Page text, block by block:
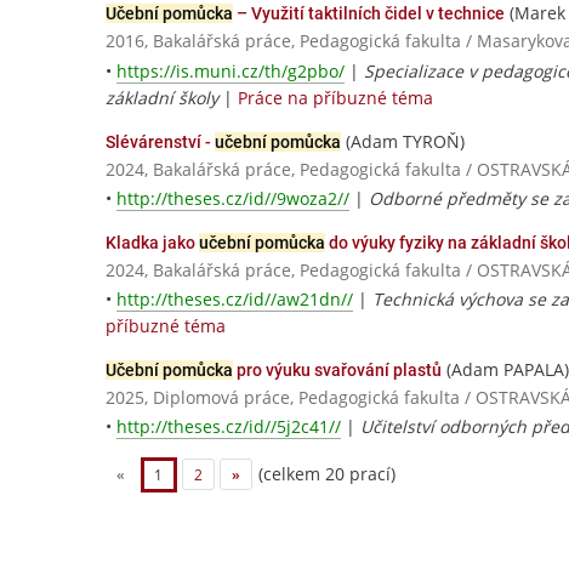
Učební pomůcka – Využití taktilních čidel v technice
2016, Bakalářská práce, Pedagogická fakulta /
• https://is.muni.cz/th/g2pbo/ | Specializace v
základní školy| Práce na příbuzné téma
Slévárenství - učební pomůcka (Adam TYROŇ)
2024, Bakalářská práce, Pedagogická fakulta /
• http://theses.cz/id//9woza2// | Odborné předměty se
Kladka jakoučební pomůcka do výuky fyziky na základní
2024, Bakalářská práce, Pedagogická fakulta /
• http://theses.cz/id//aw21dn// | Technická výchova se
příbuzné téma
Učební pomůcka pro výuku svařování plastů (Adam PAPALA)
2025, Diplomová práce, Pedagogická fakulta /
• http://theses.cz/id//5j2c41// | Učitelství odborných
« 1 2 » (celkem 20 prací)